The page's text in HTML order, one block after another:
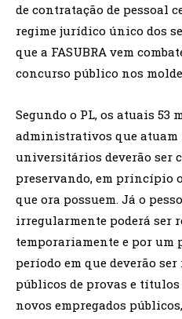
de contratação de pessoal
regime jurídico único dos
que a FASUBRA vem
concurso público nos
Segundo o PL, os atuais
administrativos que
universitários deverão ser
preservando, em princípio
que ora possuem. Já o
irregularmente poderá ser
temporariamente e por um
período em que deverão
públicos de provas e
novos empregados